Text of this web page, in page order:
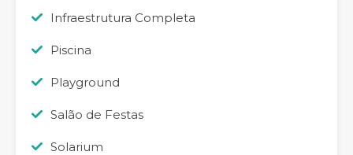
Infraestrutura Completa
Piscina
Playground
Salão de Festas
Solarium